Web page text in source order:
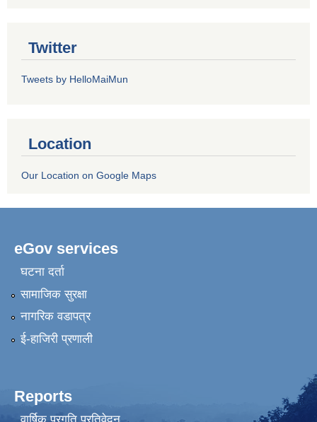
Twitter
Tweets by HelloMaiMun
Location
Our Location on Google Maps
eGov services
घटना दर्ता
सामाजिक सुरक्षा
नागरिक वडापत्र
ई-हाजिरी प्रणाली
Reports